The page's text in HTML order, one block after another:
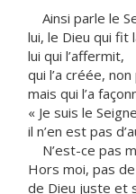
Ainsi parle le
lui, le Dieu qui fit
lui qui l’affermit,
qui l’a créée,
mais qui l’a
« Je suis le
il n’en est pas
N’est-ce pas
Hors moi, pas
de Dieu juste et